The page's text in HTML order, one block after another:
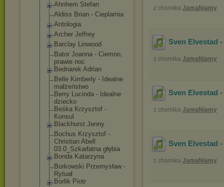
Ahnhem Stefan
Aldiss Brian - Cieplarnia
Antologia
Archer Jeffrey
Barclay Linwood
Bator Joanna - Ciemno,
prawie noc
Bednarek Adrian
Belle Kimberly - Idealne
małżeństwo
Berry Lucinda - Idealne
dziecko
Beśka Krzysztof -
Konsul
Blackhurst Jenny
Bochus Krzysztof -
Christian Abell
03.0_Szkarłatna głębia
Bonda Katarzyna
Borkowski Przemysław -
Rytuał
Borlik Piotr
z chomika JamaNiamy
Sven Elvestad
z chomika JamaNiamy
Sven Elvestad
z chomika JamaNiamy
Sven Elvestad
z chomika JamaNiamy